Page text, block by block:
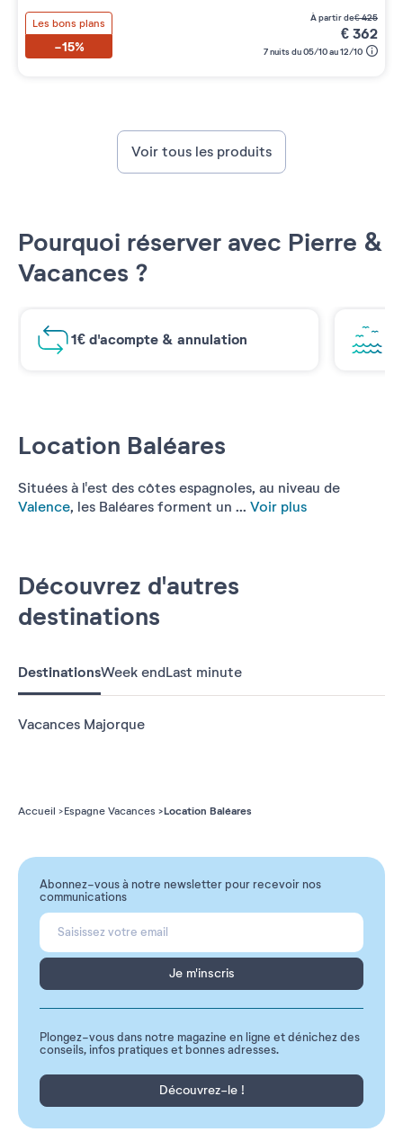
Location Baléares
Situées à l'est des côtes espagnoles, au niveau de
Valence, les Baléares forment un ... Voir plus
Les bons plans
-15%
à partir de€425
€362
7 nuits du 05/10 au 12/10
Voir tous les produits
Pourquoi réserver avec Pierre &
Vacances ?
1€ d'acompte & annulation
Découvrez d'autres
destinations
DestinationsWeek endLast minute
Vacances Majorque
Accueil Espagne Vacances Location Baléares
Abonnez-vous à notre newsletter pour recevoir nos
communications
Je m'inscris
Plongez-vous dans notre magazine en ligne et dénichez des
conseils, infos pratiques et bonnes adresses.
Découvrez-le !